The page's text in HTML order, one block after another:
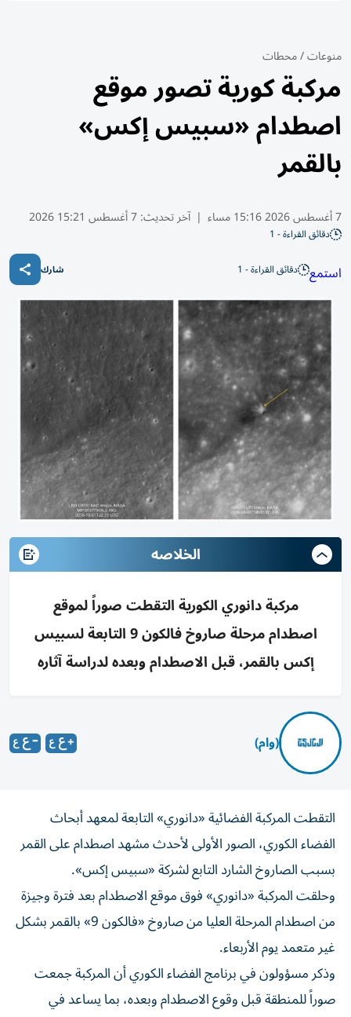
منوعات/محطات
مركبة كورية تصور موقع
اصطدام «سبيس إكس»
بالقمر
7 أغسطس 2026 15:16 مساء | آخر تحديث:7 أغسطس 15:21 2026
دقائق القراءة - 1
استمع دقائق القراءة - 1 شارك
الخلاصه
مركبة دانوري الكورية التقطت صوراً لموقع
اصطدام مرحلة صاروخ فالكون 9 التابعة لسبيس
إكس بالقمر، قبل الاصطدام وبعده لدراسة آثاره
(وام)
التقطت المركبة الفضائية «دانوري» التابعة لمعهد أبحاث
الفضاء الكوري، الصور الأولى لأحدث مشهد اصطدام على القمر
بسبب الصاروخ الشارد التابع لشركة «سبيس إكس».
وحلقت المركبة «دانوري» فوق موقع الاصطدام بعد فترة وجيزة
من اصطدام المرحلة العليا من صاروخ «فالكون 9» بالقمر بشكل
غير متعمد يوم الأربعاء.
وذكر مسؤولون في برنامج الفضاء الكوري أن المركبة جمعت
صوراً للمنطقة قبل وقوع الاصطدام وبعده، بما يساعد في